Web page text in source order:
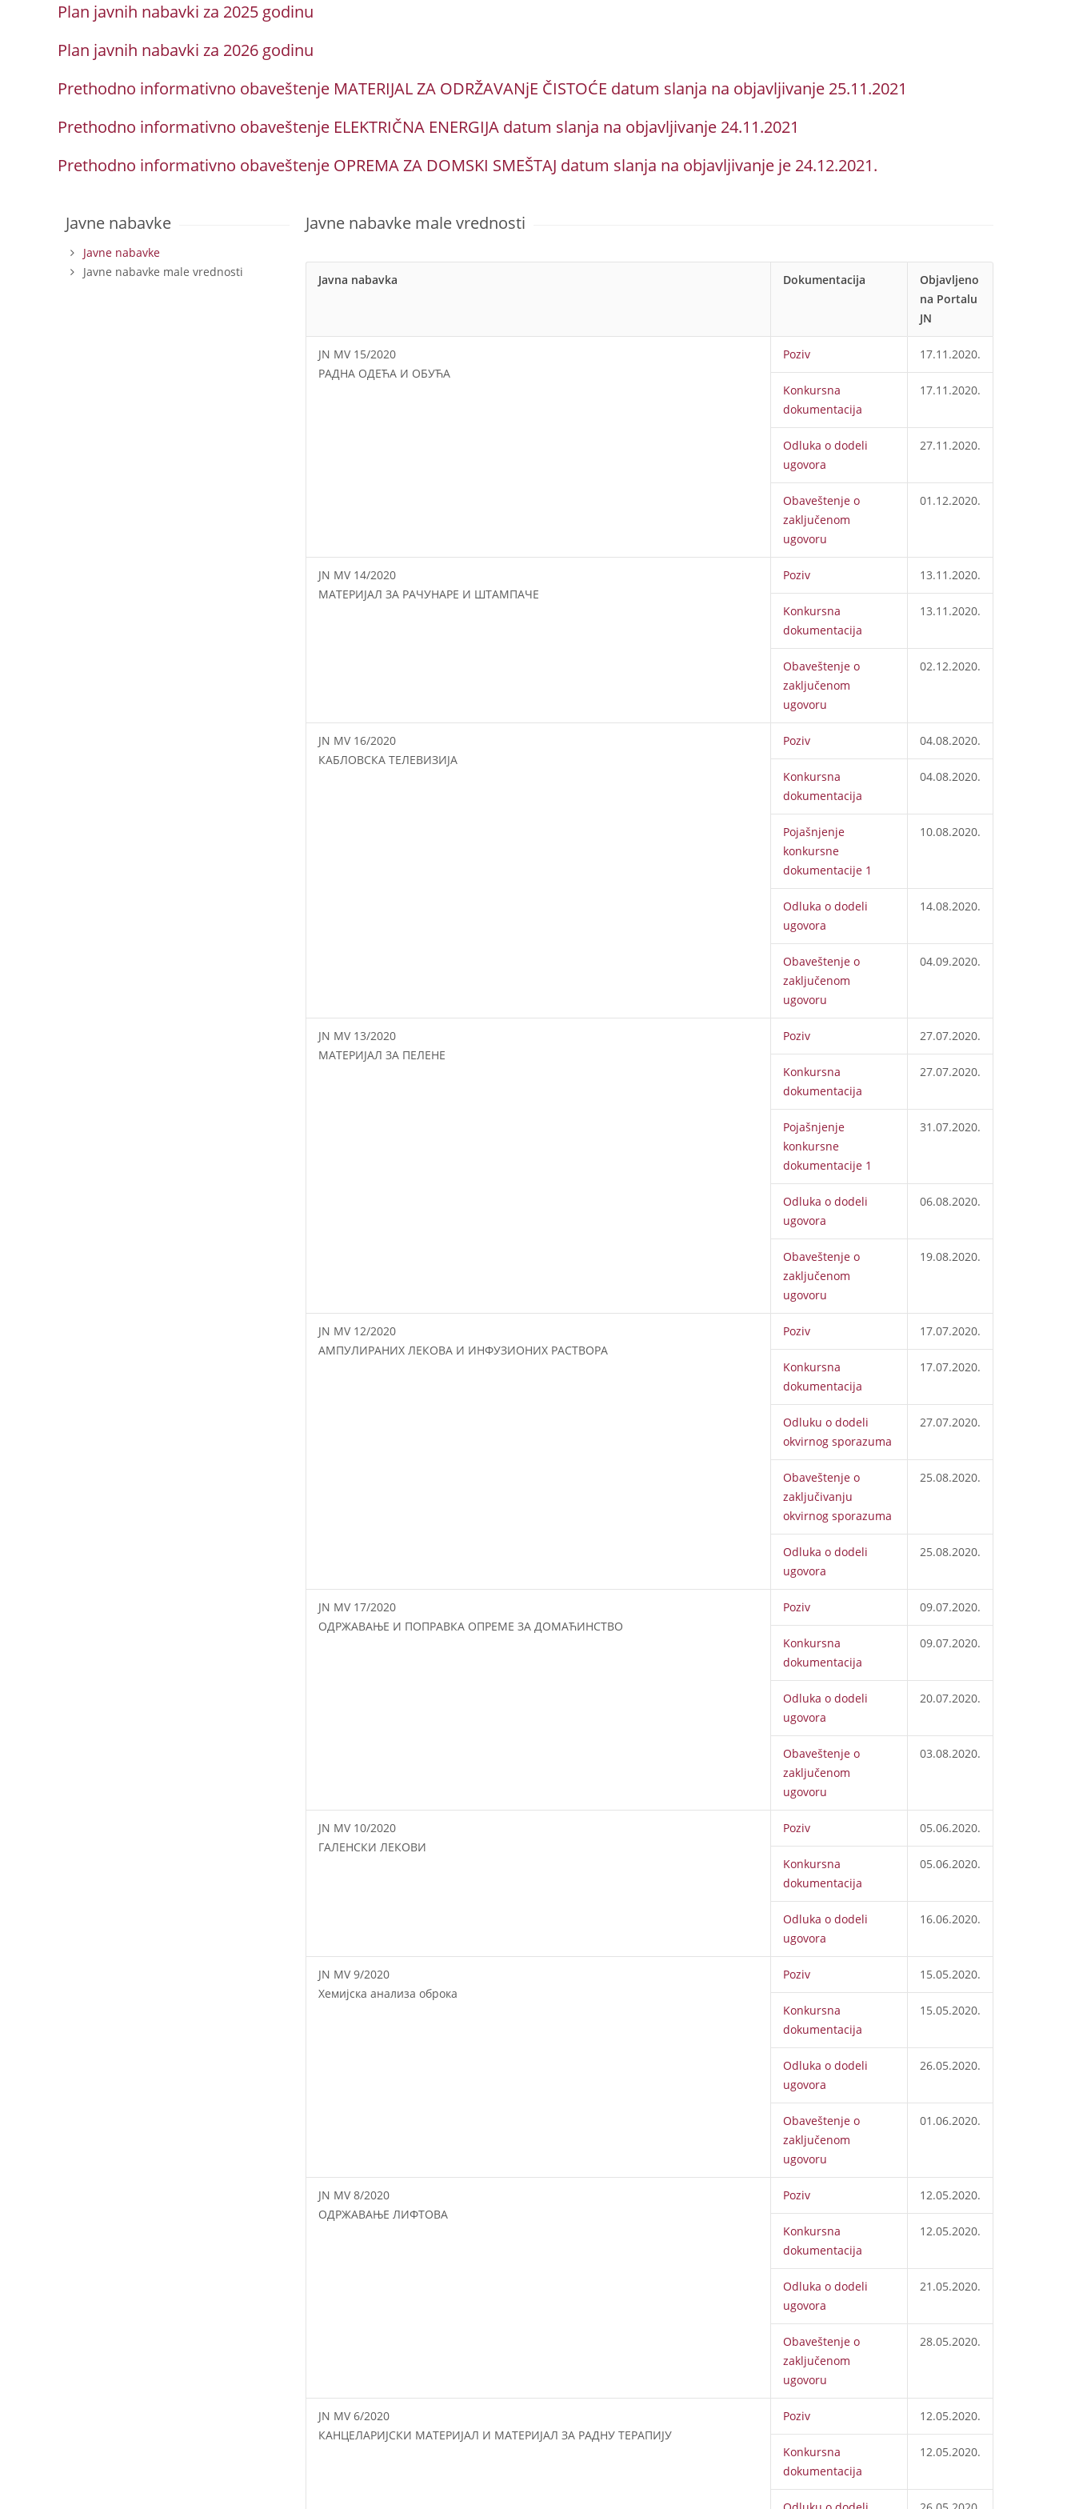
Plan javnih nabavki za 2025 godinu
Plan javnih nabavki za 2026 godinu
Prethodno informativno obaveštenje MATERIJAL ZA ODRŽAVANјE ČISTOĆE datum slanja na objavljivanje 25.11.2021
Prethodno informativno obaveštenje ELEKTRIČNA ENERGIJA datum slanja na objavljivanje 24.11.2021
Prethodno informativno obaveštenje OPREMA ZA DOMSKI SMEŠTAJ datum slanja na objavlјivanje je 24.12.2021.
Javne nabavke
Javne nabavke
Javne nabavke male vrednosti
Javne nabavke male vrednosti
Javna nabavka Dokumentacija
Objavljeno
na Portalu
JN
JN MV 15/2020
РАДНА ОДЕЋА И ОБУЋА
Poziv 17.11.2020.
Konkursna
dokumentacija
17.11.2020.
Odluka o dodeli
ugovora
27.11.2020.
Obaveštenje o
zaključenom
ugovoru
01.12.2020.
JN MV 14/2020
МАТЕРИЈАЛ ЗА РАЧУНАРЕ И ШТАМПАЧЕ
Poziv 13.11.2020.
Konkursna
dokumentacija
13.11.2020.
Obaveštenje o
zaključenom
ugovoru
02.12.2020.
JN MV 16/2020
КАБЛОВСКА ТЕЛЕВИЗИЈА
Poziv 04.08.2020.
Konkursna
dokumentacija
04.08.2020.
Pojašnjenje
konkursne
dokumentacije 1
10.08.2020.
Odluka o dodeli
ugovora
14.08.2020.
Obaveštenje o
zaključenom
ugovoru
04.09.2020.
JN MV 13/2020
МАТЕРИЈАЛ ЗА ПЕЛЕНЕ
Poziv 27.07.2020.
Konkursna
dokumentacija
27.07.2020.
Pojašnjenje
konkursne
dokumentacije 1
31.07.2020.
Odluka o dodeli
ugovora
06.08.2020.
Obaveštenje o
zaključenom
ugovoru
19.08.2020.
JN MV 12/2020
АМПУЛИРАНИХ ЛЕКОВА И ИНФУЗИОНИХ РАСТВОРА
Poziv 17.07.2020.
Konkursna
dokumentacija
17.07.2020.
Odluku o dodeli
okvirnog sporazuma
27.07.2020.
Obaveštenje o
zaključivanju
okvirnog sporazuma
25.08.2020.
Odluka o dodeli
ugovora
25.08.2020.
JN MV 17/2020
ОДРЖАВАЊЕ И ПОПРАВКА ОПРЕМЕ ЗА ДОМАЋИНСТВО
Poziv 09.07.2020.
Konkursna
dokumentacija
09.07.2020.
Odluka o dodeli
ugovora
20.07.2020.
Obaveštenje o
zaključenom
ugovoru
03.08.2020.
JN MV 10/2020
ГАЛЕНСКИ ЛЕКОВИ
Poziv 05.06.2020.
Konkursna
dokumentacija
05.06.2020.
Odluka o dodeli
ugovora
16.06.2020.
JN MV 9/2020
Хемијска анализа оброка
Poziv 15.05.2020.
Konkursna
dokumentacija
15.05.2020.
Odluka o dodeli
ugovora
26.05.2020.
Obaveštenje o
zaključenom
ugovoru
01.06.2020.
JN MV 8/2020
ОДРЖАВАЊЕ ЛИФТОВА
Poziv 12.05.2020.
Konkursna
dokumentacija
12.05.2020.
Odluka o dodeli
ugovora
21.05.2020.
Obaveštenje o
zaključenom
ugovoru
28.05.2020.
JN MV 6/2020
КАНЦЕЛАРИЈСКИ МАТЕРИЈАЛ И МАТЕРИЈАЛ ЗА РАДНУ ТЕРАПИЈУ
Poziv 12.05.2020.
Konkursna
dokumentacija
12.05.2020.